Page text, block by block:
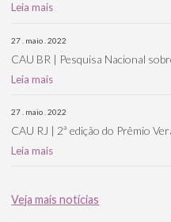
Leia mais
27 . maio . 2022
CAU BR | Pesquisa Nacional
Leia mais
27 . maio . 2022
CAU RJ | 2ª edição do Prêmio
Leia mais
Veja mais notícias